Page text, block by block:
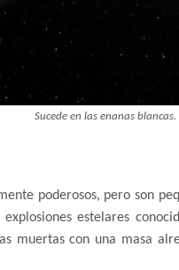
Sucede en las enanas blancas.
poderosos, pero son
estelares
muertas con una masa